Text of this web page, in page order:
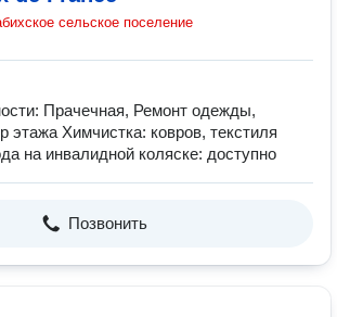
сельское поселение
Прачечная, Ремонт одежды,
этажа Химчистка: ковров, текстиля
на инвалидной коляске: доступно
Позвонить